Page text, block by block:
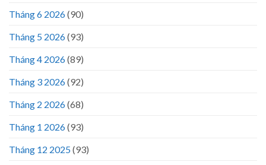
Tháng 6 2026(90)
Tháng 5 2026(93)
Tháng 4 2026(89)
Tháng 3 2026(92)
Tháng 2 2026(68)
Tháng 1 2026(93)
Tháng 12 2025(93)